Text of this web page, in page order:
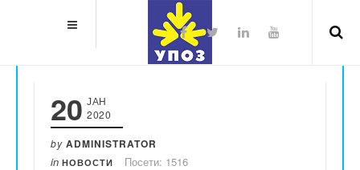
20 ЈАН
2020
by ADMINISTRATOR
in НОВОСТИ Посети: 1516